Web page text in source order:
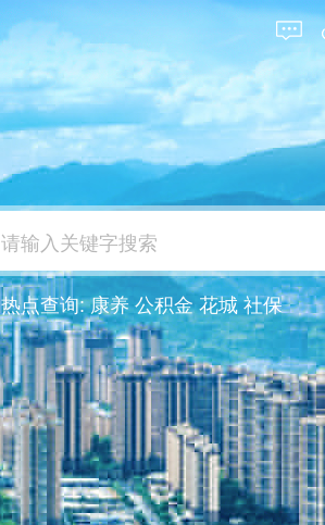
热点查询:康养 公积金 花城 社保